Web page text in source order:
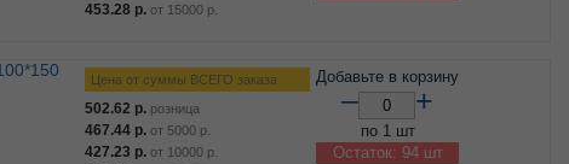
453.28 р. от 15000 р.
Цена от суммы ВСЕГО заказа
502.62 р. розница
467.44 р. от 5000 р.
427.23 р. от 10000 р.
Добавьте в корзину
– +
по 1 шт
Остаток: 94 шт